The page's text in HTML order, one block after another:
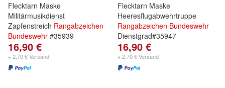
Flecktarn Maske
Militärmusikdienst
Zapfenstreich Rangabzeichen
Bundeswehr #35939
16,90 €
+ 2,70 € Versand
Flecktarn Maske
Heeresflugabwehrtruppe
Rangabzeichen Bundeswehr
Dienstgrad#35947
16,90 €
+ 2,70 € Versand